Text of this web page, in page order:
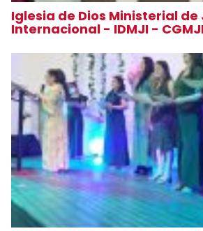
Iglesia de Dios Ministerial
Internacional - IDMJI -